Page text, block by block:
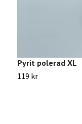
Pyrit polerad XL
119 kr